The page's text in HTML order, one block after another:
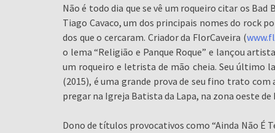
Não é todo dia que se vê um roqueiro citar os Bad
Tiago Cavaco, um dos principais nomes do rock
dos que o cercaram. Criador da FlorCaveira (
o lema “Religião e Panque Roque” e lançou
um roqueiro e letrista de mão cheia. Seu último
(2015), é uma grande prova de seu fino trato
pregar na Igreja Batista da Lapa, na zona oeste de
Dono de títulos provocativos como “Ainda Não É